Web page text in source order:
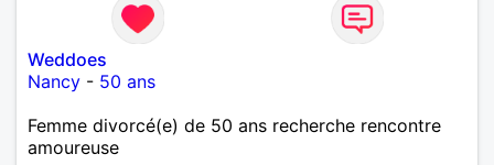
Weddoes
Nancy - 50 ans
Femme divorcé(e) de 50 ans recherche rencontre
amoureuse